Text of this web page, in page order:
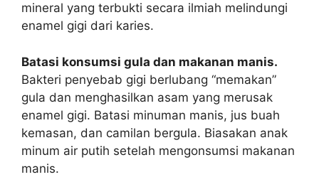
mineral yang terbukti secara ilmiah melindungi
enamel gigi dari karies.
Batasi konsumsi gula dan makanan manis.
Bakteri penyebab gigi berlubang “memakan”
gula dan menghasilkan asam yang merusak
enamel gigi. Batasi minuman manis, jus buah
kemasan, dan camilan bergula. Biasakan anak
minum air putih setelah mengonsumsi makanan
manis.